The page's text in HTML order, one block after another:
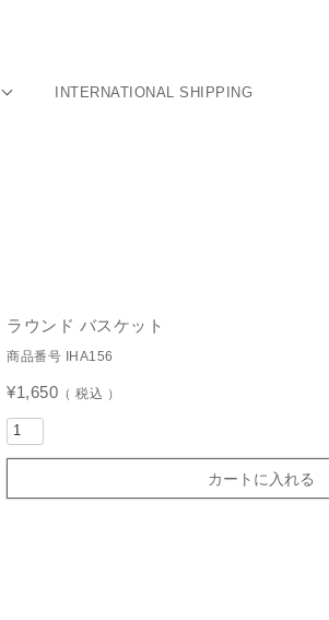
INTERNATIONAL SHIPPING
ラウンド バスケット
商品番号 IHA156
¥1,650 税込
カートに入れる